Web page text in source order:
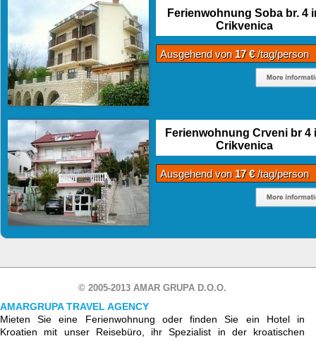
Ferienwohnung Soba br. 4
Crikvenica
Ausgehend von 17 €/tag/person
Ferienwohnung Crveni br 4
Crikvenica
Ausgehend von 17 €/tag/person
© 2005-2013 AMAR GRUPA D.O.O.
AMARGRUPA TRAVEL AGENCY
Mieten Sie eine Ferienwohnung oder finden Sie ein Hotel in
Kroatien mit unser Reisebüro, ihr Spezialist in der kroatischen